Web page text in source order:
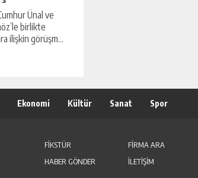
Ünal ve
birlikte
ilişkin görüşm...
Ekonomi Kültür Sanat Spor
FİKSTÜR FİRMA ARA
HABER GÖNDER İLETİŞİM